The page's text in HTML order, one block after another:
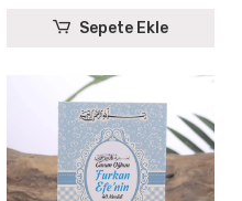
Sepete Ekle